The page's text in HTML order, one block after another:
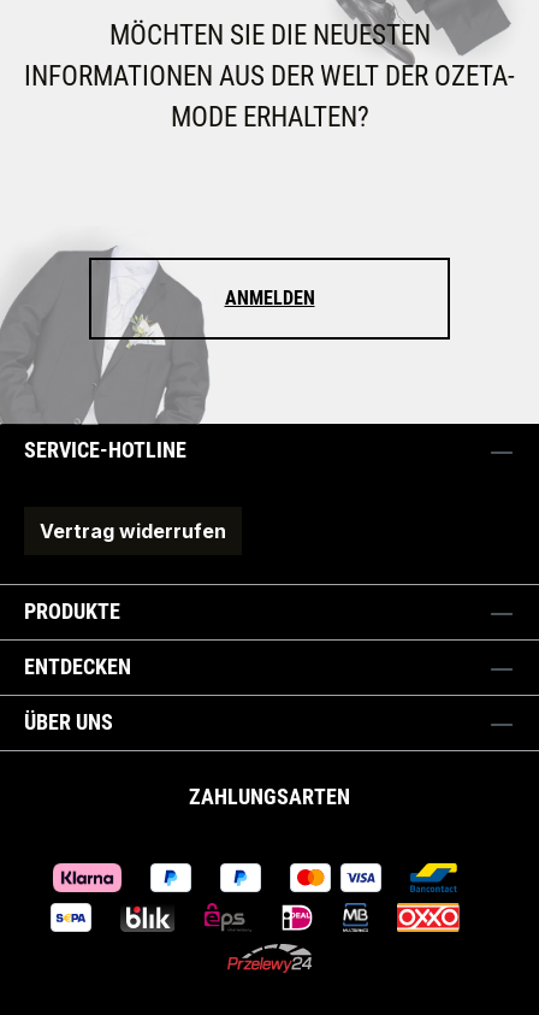
MÖCHTEN SIE DIE NEUESTEN
INFORMATIONEN AUS DER WELT DER OZETA-
MODE ERHALTEN?
ANMELDEN
SERVICE-HOTLINE
Vertrag widerrufen
PRODUKTE
ENTDECKEN
ÜBER UNS
ZAHLUNGSARTEN